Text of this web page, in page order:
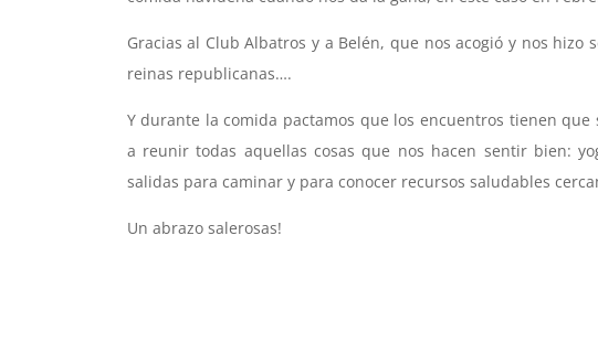
Gracias al Club Albatros y a Belén, que nos acogió y nos hizo
reinas republicanas….
Y durante la comida pactamos que los encuentros tienen que
a reunir todas aquellas cosas que nos hacen sentir bien:
salidas para caminar y para conocer recursos saludables
Un abrazo salerosas!